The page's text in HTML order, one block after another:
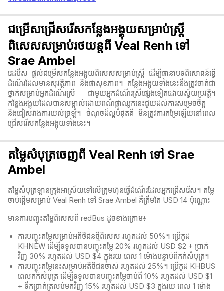
ជម្រើសជ្រើសរើសកន្លែងអង្គុយសម្រាប់ស្ត្រី
ពិសេសសម្រាប់រថយន្តពី Veal Renh ទៅ
Srae Ambel
រេដបឹស ផ្តល់ជម្រើសកន្លែងអង្គុយពិសេសសម្រាប់ស្ត្រី ដើម្បីធានាបទពិសោធន៍ធ្វើ
ដំណើរដែលមានសុវត្ថិភាព និងផាសុខភាព។ កន្លែងអង្គុយទាំងនេះនឹងត្រូវចាត់ជា
ថ្នាក់សម្រាប់អ្នកដំណើរស្រី ជាមួយអ្នកដំណើរស្រីផ្សេងទៀតដោយស្វ័យប្រវត្តិ។
កន្លែងអង្គុយដែលបានសម្គាល់ដោយពណ៌ផ្កាឈូកនេះជួយដល់ការសម្រេចចិត្ត
និងជៀសវាងការយល់ច្រឡំ។ ចំណុចដ៏ល្អបំផុតគឺ មិនត្រូវការកម្រៃឡើយនៅពេល
ជ្រើសរើសកន្លែងអង្គុយទាំងនេះ។
តម្លៃសំបុត្រចេញពី Veal Renh ទៅ Srae
Ambel
តម្លៃសំបុត្រឡានក្រុងអាស្រ័យទៅលើក្រុមហ៊ុនធ្វើដំណើរដែលអ្នកជ្រើសរើស។ តម្លៃ
ចាប់ផ្តើមសម្រាប់ Veal Renh ទៅ Srae Ambel គឺត្រឹមតែ USD 14 ប៉ុណ្ណោះ
មានការបញ្ចុះតម្លៃពិសេសពី redBus ដូចខាងក្រោម៖
ការបញ្ចុះតម្លៃសម្រាប់អតិថិជនថ្មីពិសេស រហូតដល់ 50%។ ប្រើកូដ
KHNEW ដើម្បីទទួលបានបញ្ចុះតម្លៃ 20% រហូតដល់ USD $2 + ប្រាក់
វិញ 30% រហូតដល់ USD $4 ក្នុងរយៈពេល 1 ម៉ោងបន្ទាប់ពីកក់សំបុត្រ។
ការបញ្ចុះតម្លៃនេះសម្រាប់អតិថិជនចាស់ រហូតដល់ 25%។ ប្រើកូដ KHBUS
ពេលកក់សំបុត្ រ ដើម្បីទទួលបានបញ្ចុះតម្លៃចាប់ពី 10% រហូតដល់ USD $1
+ ទឹកប្រាក់ត្រលប់មកវិញ 15% រហូតដល់ USD $3 ក្នុងរយៈពេល 1 ម៉ោង